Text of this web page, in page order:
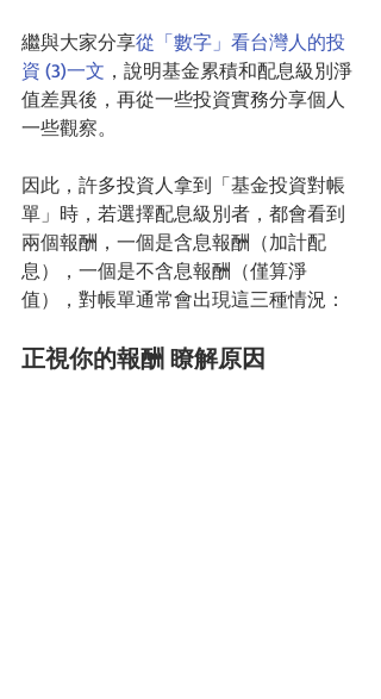
繼與大家分享從「數字」看台灣人的投
資 (3)一文 ，說明基金累積和配息級別淨
值差異後，再從一些投資實務分享個人
一些觀察。
因此，許多投資人拿到「基金投資對帳
單」時，若選擇配息級別者，都會看到
兩個報酬，一個是含息報酬（加計配
息），一個是不含息報酬（僅算淨
值），對帳單通常會出現這三種情況：
正視你的報酬 瞭解原因